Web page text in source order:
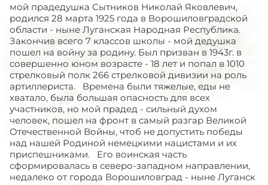
мой прадедушка Сытников Николай Яковлевич,
родился 28 марта 1925 года в Ворошиловградской
области - ныне Луганская Народная Республика.
Закончив всего 7 классов школы - мой дедушка
пошел на войну за родину. Был призван в 1943г. в
совершенно юном возрасте - 18 лет и попал в 1010
стрелковый полк 266 стрелковой дивизии на роль
артиллериста. Времена были тяжелые, еды не
хватало, была большая опасность для всех
участников, но мой прадед - сильный духом
человек, пошел на фронт в самый разгар Великой
Отечественной Войны, чтоб не допустить победы
над нашей Родиной немецкими нацистами и их
приспешниками. Его воинская часть
сформировалась в северо-западном направлении,
недалеко от города Ворошиловград - ныне Луганск